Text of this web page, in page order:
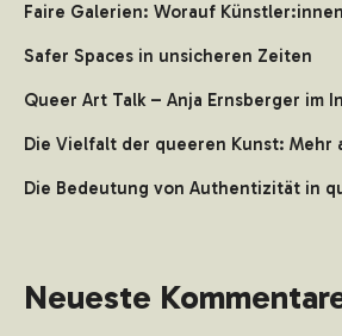
Faire Galerien: Worauf
Safer Spaces in unsicheren Zeiten
Queer Art Talk – Anja Ernsberger im
Die Vielfalt der queeren Kunst: Mehr
Die Bedeutung von Authentizität in
Neueste